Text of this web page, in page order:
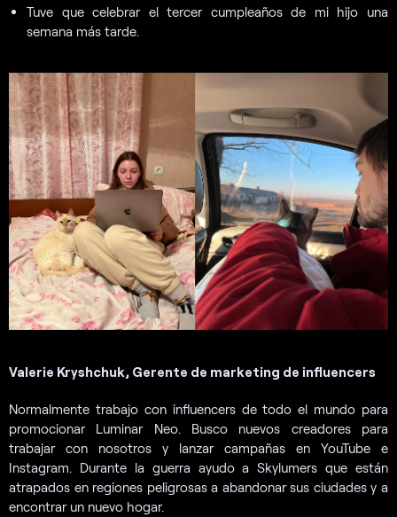
Tuve que celebrar el tercer cumpleaños de mi hijo una
semana más tarde.
Valerie Kryshchuk, Gerente de marketing de influencers
Normalmente trabajo con influencers de todo el mundo para
promocionar Luminar Neo. Busco nuevos creadores para
trabajar con nosotros y lanzar campañas en YouTube e
Instagram. Durante la guerra ayudo a Skylumers que están
atrapados en regiones peligrosas a abandonar sus ciudades y a
encontrar un nuevo hogar.